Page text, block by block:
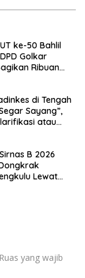
ke-50 Bahlil
Golkar
Ribuan
di Tengah
Sayang”,
atau
B 2026
Lewat
Ruas yang wajib